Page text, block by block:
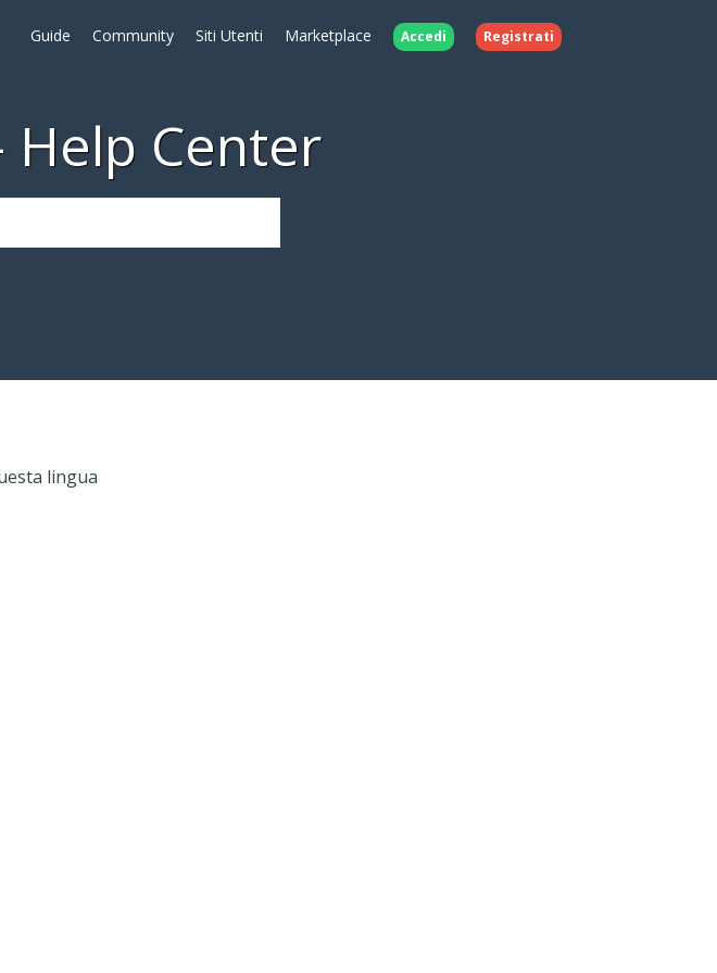
Guide Community Siti Utenti Marketplace Accedi Registrati
Help Center
lingua